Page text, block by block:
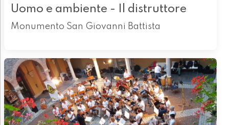
Uomo e ambiente - Il distruttore
Monumento San Giovanni Battista